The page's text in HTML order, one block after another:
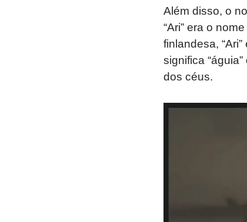
Além disso, o
“Ari” era o
finlandesa,
significa
dos céus.